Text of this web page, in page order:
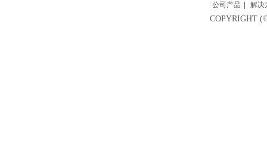
公司产品 解决
COPYRIGHT